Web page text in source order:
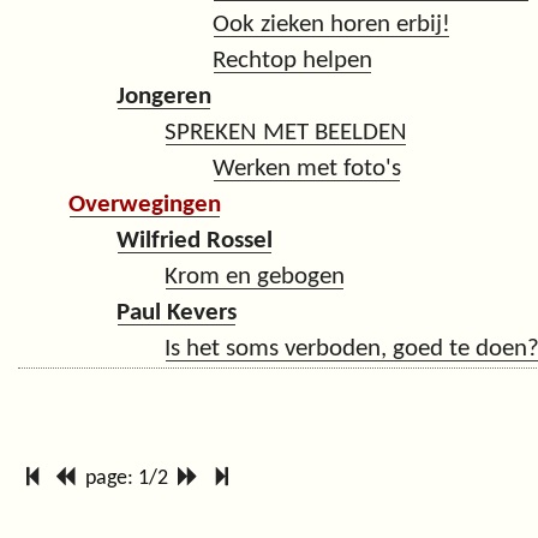
Ook zieken horen erbij!
Rechtop helpen
Jongeren
SPREKEN MET BEELDEN
Werken met foto's
Overwegingen
Wilfried Rossel
Krom en gebogen
Paul Kevers
Is het soms verboden, goed te doen?
page: 1/2